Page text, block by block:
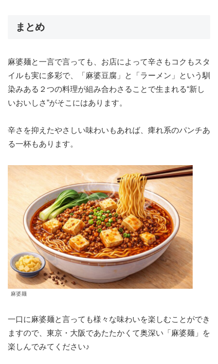
まとめ
麻婆麺と一言で言っても、お店によって辛さもコクもスタ
イルも実に多彩で、「麻婆豆腐」と「ラーメン」という馴
染みある２つの料理が組み合わさることで生まれる“新し
いおいしさ”がそこにはあります。
辛さを抑えたやさしい味わいもあれば、痺れ系のパンチあ
る一杯もあります。
麻婆麺
一口に麻婆麺と言っても様々な味わいを楽しむことができ
ますので、東京・大阪であたたかくて奥深い「麻婆麺」を
楽しんでみてください♪